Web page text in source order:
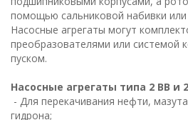
помощью сальниковой набивки или
Насосные агрегаты могут
преобразователями или системой
пуском.
Насосные агрегаты типа 2 ВВ и
- Для перекачивания нефти,
гидрона;